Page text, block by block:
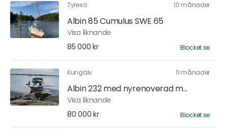
Tyresö 10 månader
Albin 85 Cumulus SWE 65
Visa liknande
85 000 kr
Blocket.se
Kungälv 11 månader
Albin 232 med nyrenoverad m...
Visa liknande
80 000 kr
Blocket.se